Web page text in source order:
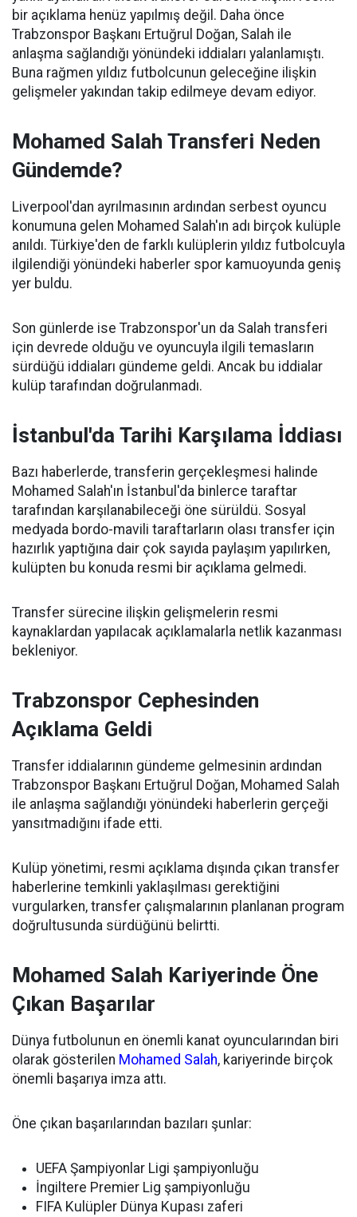
bir açıklama henüz yapılmış değil. Daha önce
Trabzonspor Başkanı Ertuğrul Doğan, Salah ile
anlaşma sağlandığı yönündeki iddiaları yalanlamıştı.
Buna rağmen yıldız futbolcunun geleceğine ilişkin
gelişmeler yakından takip edilmeye devam ediyor.
Mohamed Salah Transferi Neden
Gündemde?
Liverpool'dan ayrılmasının ardından serbest oyuncu
konumuna gelen Mohamed Salah'ın adı birçok kulüple
anıldı. Türkiye'den de farklı kulüplerin yıldız futbolcuyla
ilgilendiği yönündeki haberler spor kamuoyunda geniş
yer buldu.
Son günlerde ise Trabzonspor'un da Salah transferi
için devrede olduğu ve oyuncuyla ilgili temasların
sürdüğü iddiaları gündeme geldi. Ancak bu iddialar
kulüp tarafından doğrulanmadı.
İstanbul'da Tarihi Karşılama İddiası
Bazı haberlerde, transferin gerçekleşmesi halinde
Mohamed Salah'ın İstanbul'da binlerce taraftar
tarafından karşılanabileceği öne sürüldü. Sosyal
medyada bordo-mavili taraftarların olası transfer için
hazırlık yaptığına dair çok sayıda paylaşım yapılırken,
kulüpten bu konuda resmi bir açıklama gelmedi.
Transfer sürecine ilişkin gelişmelerin resmi
kaynaklardan yapılacak açıklamalarla netlik kazanması
bekleniyor.
Trabzonspor Cephesinden
Açıklama Geldi
Transfer iddialarının gündeme gelmesinin ardından
Trabzonspor Başkanı Ertuğrul Doğan, Mohamed Salah
ile anlaşma sağlandığı yönündeki haberlerin gerçeği
yansıtmadığını ifade etti.
Kulüp yönetimi, resmi açıklama dışında çıkan transfer
haberlerine temkinli yaklaşılması gerektiğini
vurgularken, transfer çalışmalarının planlanan program
doğrultusunda sürdüğünü belirtti.
Mohamed Salah Kariyerinde Öne
Çıkan Başarılar
Dünya futbolunun en önemli kanat oyuncularından biri
olarak gösterilen Mohamed Salah, kariyerinde birçok
önemli başarıya imza attı.
Öne çıkan başarılarından bazıları şunlar:
UEFA Şampiyonlar Ligi şampiyonluğu
İngiltere Premier Lig şampiyonluğu
FIFA Kulüpler Dünya Kupası zaferi